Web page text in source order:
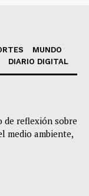
MUNDO
DIARIO DIGITAL
de reflexión sobre
medio ambiente,